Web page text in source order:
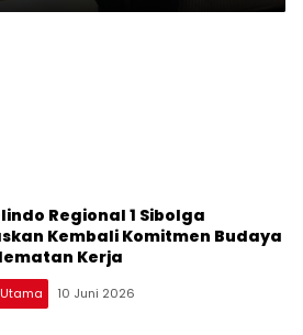
Regional 1 Sibolga
Kembali Komitmen Budaya
Kerja
10 Juni 2026